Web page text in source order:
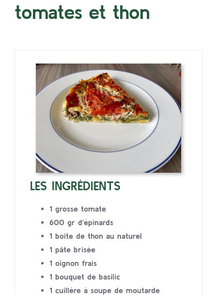
tomates et thon
LES INGRÉDIENTS
1 grosse tomate
600 gr d’épinards
1 boite de thon au naturel
1 pâte brisée
1 oignon frais
1 bouquet de basilic
1 cuillère à soupe de moutarde